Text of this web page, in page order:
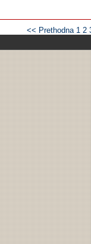
<< Prethodna 1 2